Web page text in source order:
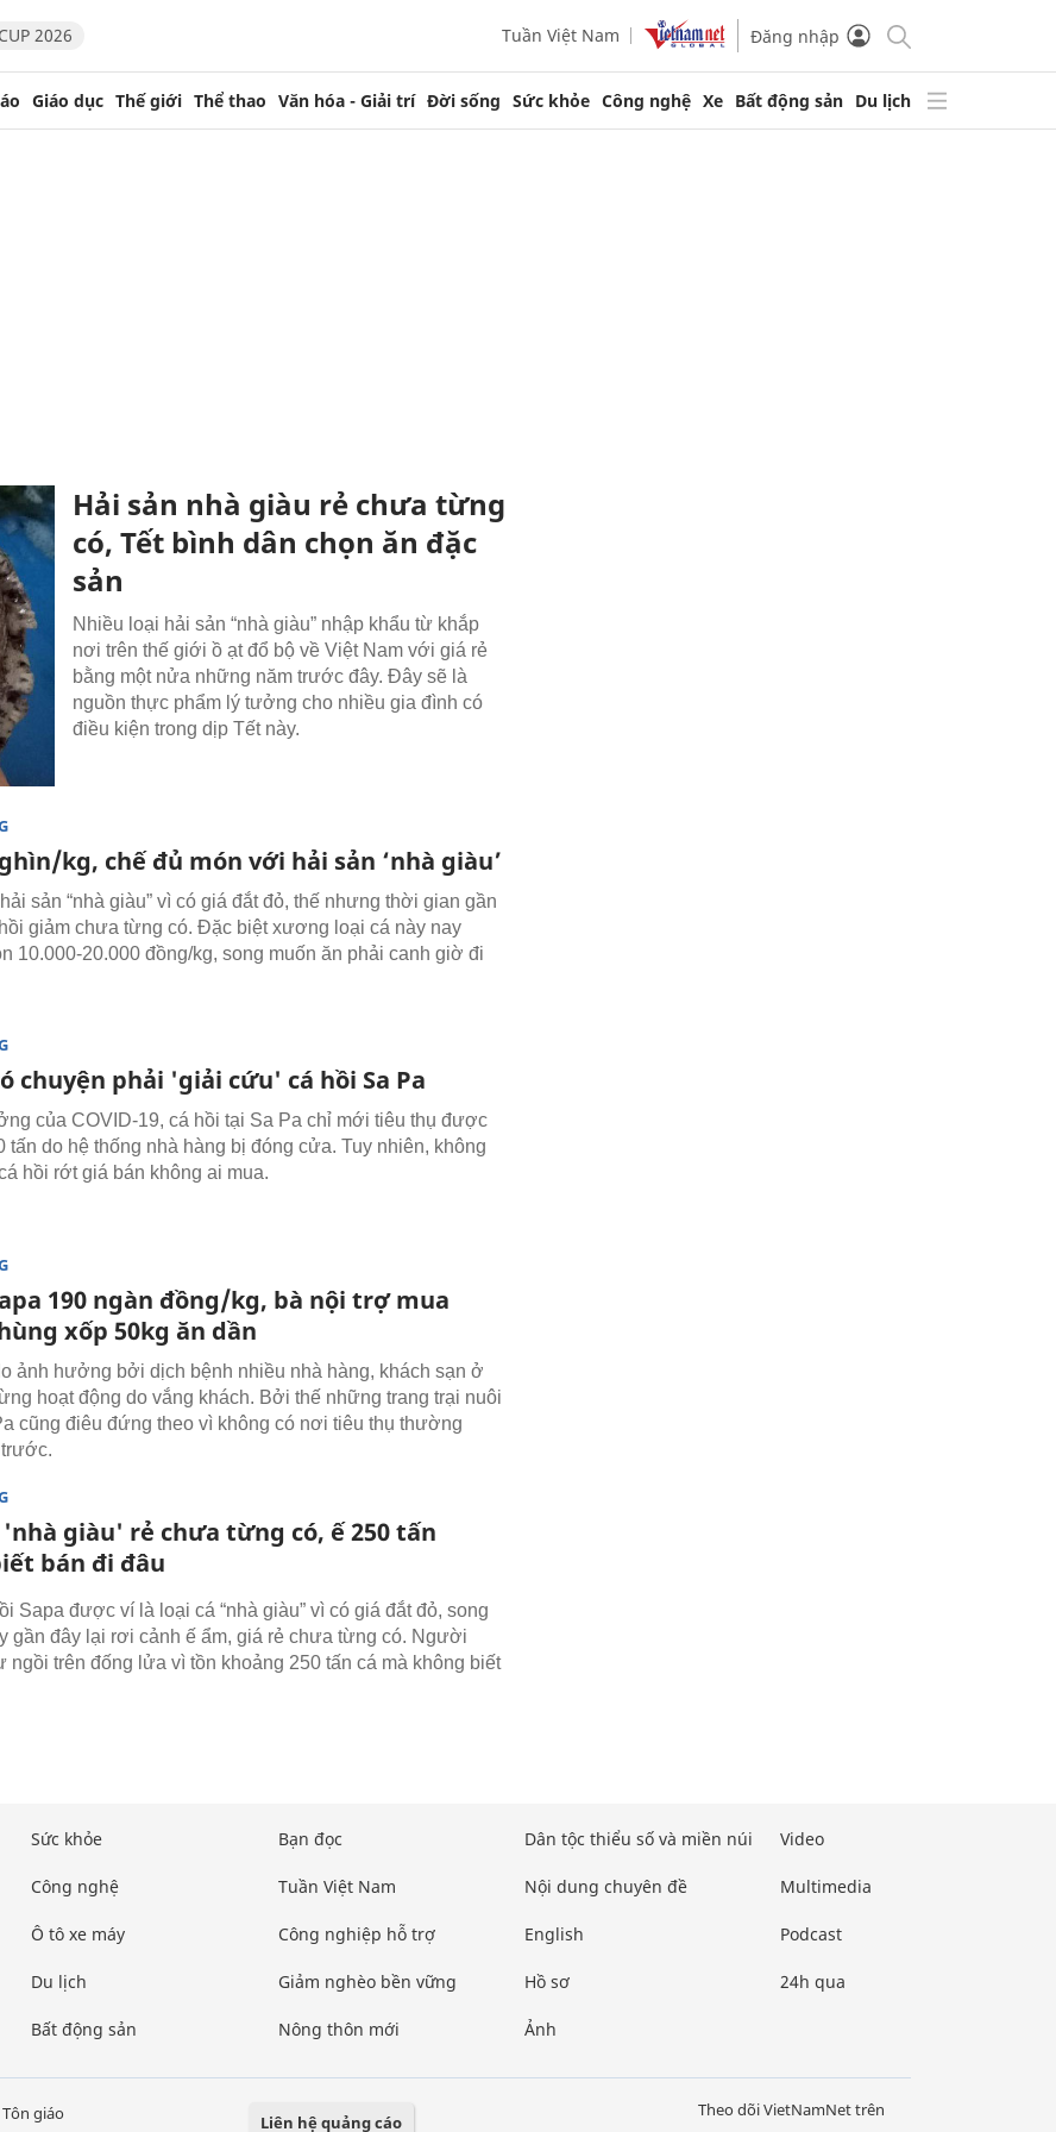
2026 Tuần Việt Nam Đăng nhập
Giáo dục Thế giới Thể thao Văn hóa - Giải trí Đời sống Sức khỏe Công nghệ Xe Bất động sản Du lịch
Hải sản nhà giàu rẻ chưa từng
có, Tết bình dân chọn ăn đặc
sản
Nhiều loại hải sản “nhà giàu” nhập khẩu từ khắp
nơi trên thế giới ồ ạt đổ bộ về Việt Nam với giá rẻ
bằng một nửa những năm trước đây. Đây sẽ là
nguồn thực phẩm lý tưởng cho nhiều gia đình có
điều kiện trong dịp Tết này.
kg, chế đủ món với hải sản ‘nhà giàu’
sản “nhà giàu” vì có giá đắt đỏ, thế nhưng thời gian gần
giảm chưa từng có. Đặc biệt xương loại cá này nay
10.000-20.000 đồng/kg, song muốn ăn phải canh giờ đi
chuyện phải 'giải cứu' cá hồi Sa Pa
của COVID-19, cá hồi tại Sa Pa chỉ mới tiêu thụ được
tấn do hệ thống nhà hàng bị đóng cửa. Tuy nhiên, không
hồi rớt giá bán không ai mua.
190 ngàn đồng/kg, bà nội trợ mua
xốp 50kg ăn dần
ảnh hưởng bởi dịch bệnh nhiều nhà hàng, khách sạn ở
hoạt động do vắng khách. Bởi thế những trang trại nuôi
cũng điêu đứng theo vì không có nơi tiêu thụ thường
giàu' rẻ chưa từng có, ế 250 tấn
bán đi đâu
Sapa được ví là loại cá “nhà giàu” vì có giá đắt đỏ, song
gần đây lại rơi cảnh ế ẩm, giá rẻ chưa từng có. Người
ngồi trên đống lửa vì tồn khoảng 250 tấn cá mà không biết
Sức khỏe
Công nghệ
Ô tô xe máy
Du lịch
Bất động sản
Bạn đọc
Tuần Việt Nam
Công nghiệp hỗ trợ
Giảm nghèo bền vững
Nông thôn mới
Dân tộc thiểu số và miền núi
Nội dung chuyên đề
English
Hồ sơ
Ảnh
Video
Multimedia
Podcast
24h qua
giáo Liên hệ quảng cáo
Theo dõi VietNamNet trên